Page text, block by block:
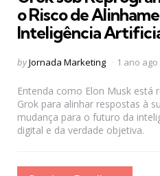
o Risco de
Inteligência
Posted
byJornada Marketing 1 ano ago
Entenda como Elon Musk
Grok para alinhar respostas à
mudança para o futuro da
digital e da verdade objetiva.